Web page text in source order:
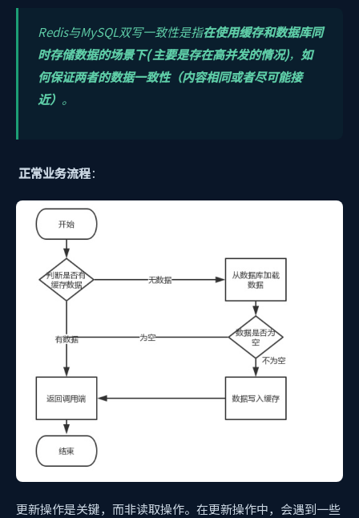
Redis与MySQL双写一致性是指在使用缓存和数据库同
时存储数据的场景下( 主要是存在高并发的情况)， 如
何保证两者的数据一致性（内容相同或者尽可能接
近） 。
正常业务流程：
更新操作是关键，而非读取操作。在更新操作中，会遇到一些